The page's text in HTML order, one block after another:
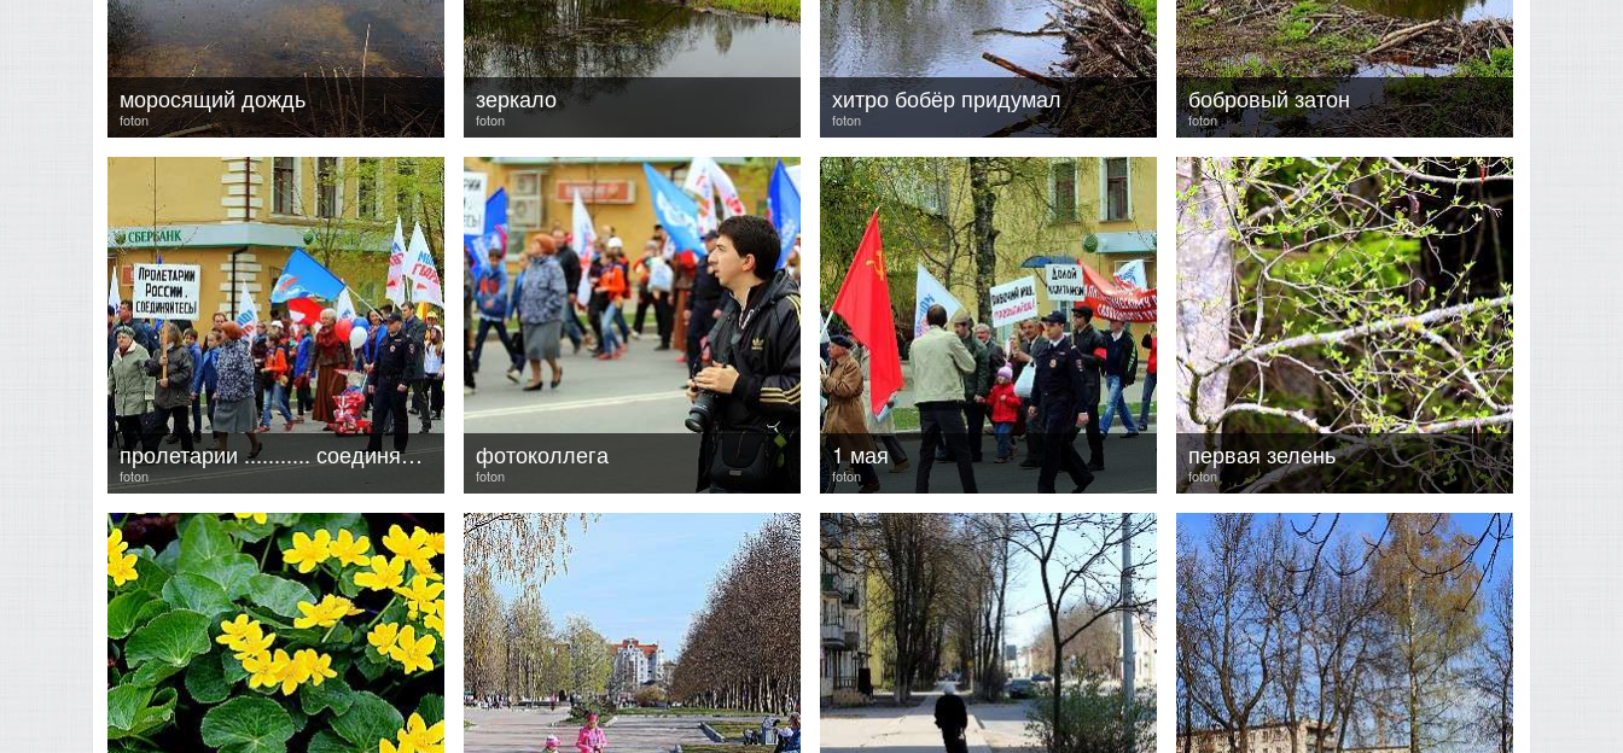
foton
моросящий дождь
foton
зеркало
foton
хитро бобёр придумал
foton
бобровый затон
foton
пролетарии ........... соединяйтесь!!!
foton
фотоколлега
foton
1 мая
foton
первая зелень